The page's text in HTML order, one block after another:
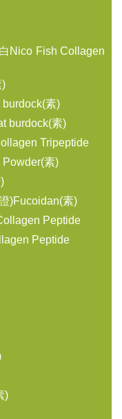
Nico Fish Collagen
)
素)
burdock(素)
Tripeptide
素)
)Fucoidan(素)
Peptide
Peptide
)